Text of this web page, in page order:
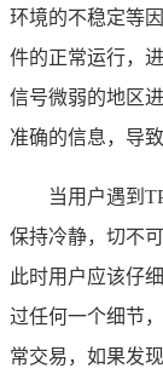
环境的不稳定等
件的正常运行，
信号微弱的地区
准确的信息，导
当用户遇到
保持冷静，切不
此时用户应该仔
过任何一个细节
常交易，如果发